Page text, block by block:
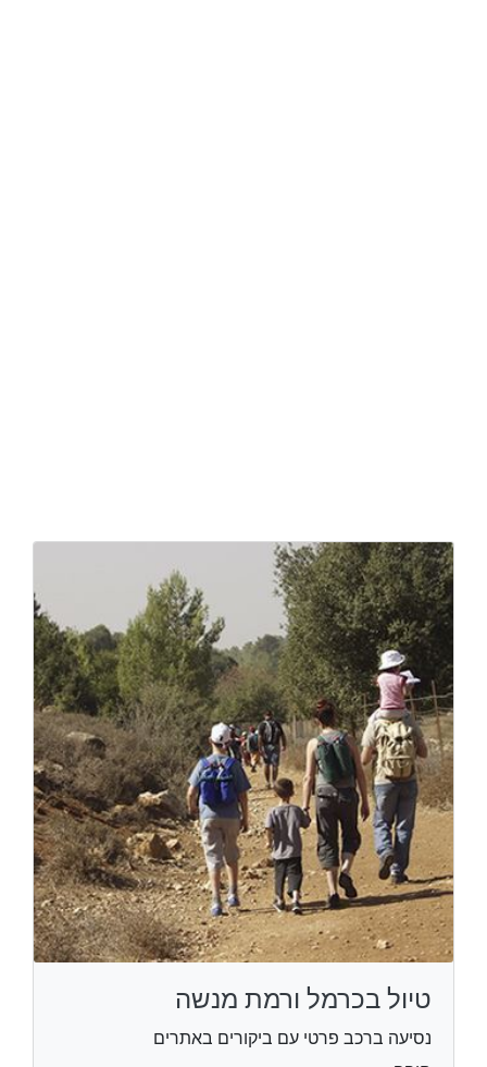
טיול בכרמל ורמת מנשה
נסיעה ברכב פרטי עם ביקורים באתרים